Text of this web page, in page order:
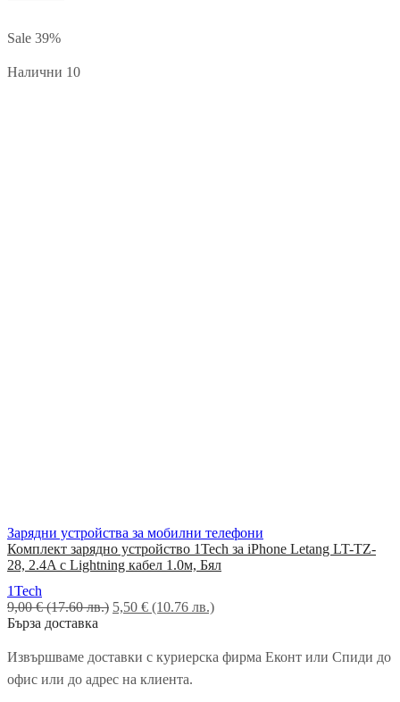
страница
Sale 39%
Налични 10
Зарядни устройства за мобилни телефони
Комплект зарядно устройство 1Tech за iPhone Letang LT-TZ-
28, 2.4A с Lightning кабел 1.0м, Бял
1Tech
9,00€ (17.60 лв.) Original
9,00 €
лв.).
5,50 € (10.76 лв.)
5,50 €
Бърза доставка
Извършваме доставки с куриерска фирма Еконт или Спиди до
офис или до адрес на клиента.